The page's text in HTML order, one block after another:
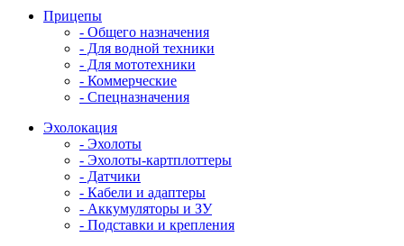
Прицепы
- Общего назначения
- Для водной техники
- Для мототехники
- Коммерческие
- Спецназначения
Эхолокация
- Эхолоты
- Эхолоты-картплоттеры
- Датчики
- Кабели и адаптеры
- Аккумуляторы и ЗУ
- Подставки и крепления